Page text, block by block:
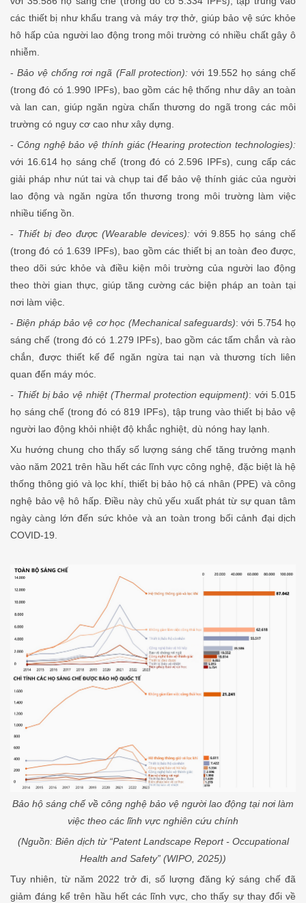
các thiết bị như khẩu trang và máy trợ thở, giúp bảo vệ sức khỏe
hô hấp của người lao động trong môi trường có nhiều chất gây ô
nhiễm.
-Bảo vệ chống rơi ngã (Fall protection):với 19.552 họ sáng chế
(trong đó có 1.990 IPFs), bao gồm các hệ thống như dây an toàn
và lan can, giúp ngăn ngừa chấn thương do ngã trong các môi
trường có nguy cơ cao như xây dựng.
- Công nghệ bảo vệ thính giác (Hearing protection technologies):
với 16.614 họ sáng chế (trong đó có 2.596 IPFs), cung cấp các
giải pháp như nút tai và chụp tai để bảo vệ thính giác của người
lao động và ngăn ngừa tổn thương trong môi trường làm việc
nhiều tiếng ồn.
- Thiết bị đeo được (Wearable devices): với 9.855 họ sáng chế
(trong đó có 1.639 IPFs), bao gồm các thiết bị an toàn đeo được,
theo dõi sức khỏe và điều kiện môi trường của người lao động
theo thời gian thực, giúp tăng cường các biện pháp an toàn tại
nơi làm việc.
- Biện pháp bảo vệ cơ học (Mechanical safeguards): với 5.754 họ
sáng chế (trong đó có 1.279 IPFs), bao gồm các tấm chắn và rào
chắn, được thiết kế để ngăn ngừa tai nạn và thương tích liên
quan đến máy móc.
- Thiết bị bảo vệ nhiệt (Thermal protection equipment): với 5.015
họ sáng chế (trong đó có 819 IPFs), tập trung vào thiết bị bảo vệ
người lao động khỏi nhiệt độ khắc nghiệt, dù nóng hay lạnh.
Xu hướng chung cho thấy số lượng sáng chế tăng trưởng mạnh
vào năm 2021 trên hầu hết các lĩnh vực công nghệ, đặc biệt là hệ
thống thông gió và lọc khí, thiết bị bảo hộ cá nhân (PPE) và công
nghệ bảo vệ hô hấp. Điều này chủ yếu xuất phát từ sự quan tâm
ngày càng lớn đến sức khỏe và an toàn trong bối cảnh đại dịch
COVID-19.
Bảo hộ sáng chế về công nghệ bảo vệ người lao động tại nơi làm
việc theo các lĩnh vực nghiên cứu chính
(Nguồn: Biên dịch từ “Patent Landscape Report - Occupational
Health and Safety” (WIPO, 2025))
Tuy nhiên, từ năm 2022 trở đi, số lượng đăng ký sáng chế đã
giảm đáng kể trên hầu hết các lĩnh vực, cho thấy sự thay đổi về